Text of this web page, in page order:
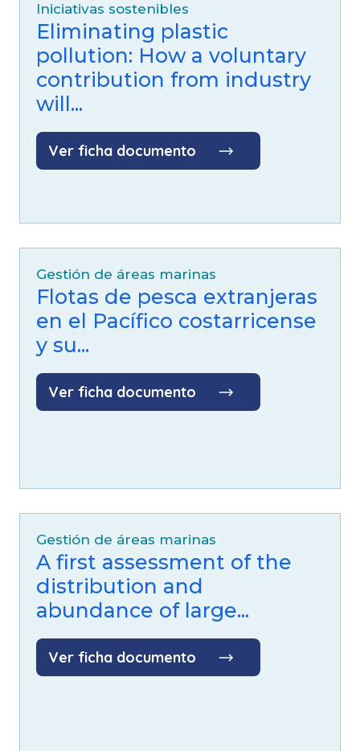
Iniciativas sostenibles
Eliminating plastic
pollution: How a voluntary
contribution from industry
will...
Ver ficha documento
Gestión de áreas marinas
Flotas de pesca extranjeras
en el Pacífico costarricense
y su...
Ver ficha documento
Gestión de áreas marinas
A first assessment of the
distribution and
abundance of large...
Ver ficha documento